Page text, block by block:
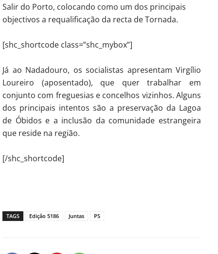
Salir do Porto, colocando como um dos principais
objectivos a requalificação da recta de Tornada.
[shc_shortcode class=”shc_mybox”]
Já ao Nadadouro, os socialistas apresentam Virgílio
Loureiro (aposentado), que quer trabalhar em
conjunto com freguesias e concelhos vizinhos. Alguns
dos principais intentos são a preservação da Lagoa
de Óbidos e a inclusão da comunidade estrangeira
que reside na região.
[/shc_shortcode]
TAGS Edição 5186 Juntas PS